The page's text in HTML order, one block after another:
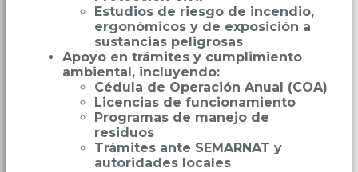
Estudios de riesgo de incendio,
ergonómicos y de exposición a
sustancias peligrosas
Apoyo en trámites y cumplimiento
ambiental, incluyendo:
Cédula de Operación Anual (COA)
Licencias de funcionamiento
Programas de manejo de
residuos
Trámites ante SEMARNAT y
autoridades locales